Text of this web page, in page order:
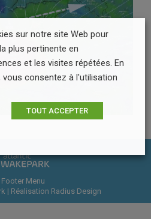
Footer Menu
| Réalisation Radius Design
sur notre site Web pour
plus pertinente en
et les visites répétées. En
vous consentez à l'utilisation
TOUT ACCEPTER